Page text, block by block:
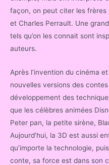
façon, on peut citer les frères
et Charles Perrault. Une
tels qu’on les connait sont
auteurs.
Après l’invention du cinéma
nouvelles versions des
développement des
que les célèbres animées
Peter pan, la petite sirène,
Aujourd’hui, la 3D est aussi
qu’importe la technologie,
conte, sa force est dans son